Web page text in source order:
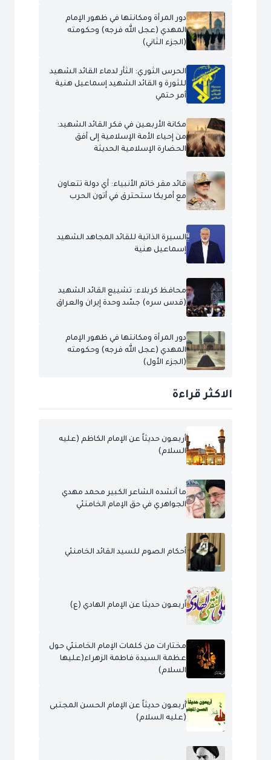
دور المرأة ومكانتها في ظهور الإمام
المهدي (عجل الله فرجه) وحكومته
(الجزء الثاني)
الحرس الثوري: الثأر لدماء القائد الشهيد
للثورة و القائد الشهيد إسماعيل هنية
أمر حتمي
مكانة الأربعين في فكر القائد الشهيد:
من إحياء الأمة الإسلامية إلى أفق
الحضارة الإسلامية الحديثة
قائد مقر خاتم الأنبياء: أي دولة تتعاون
مع أمريكا ستحترق في أتون الحرب
السيرة الذاتية للقائد المجاهد الشهيد
إسماعيل هنية
محافظ كربلاء: تشييع القائد الشهيد
(قدس سره) جسّد وحدة إيران والعراق
دور المرأة ومكانتها في ظهور الإمام
المهدي (عجل الله فرجه) وحكومته
(الجزء الأول)
الاكثر قراءة
أربعون حديثاً عن الإمام الكاظم (عليه
السلام)
ما أنشده الشاعر الكبير محمد مهدي
الجواهري في حق الإمام الخامنئي
أحكام الصوم للسيد القائد الخامنئي
أربعون حديثا عن الإمام الهادي (ع)
مختارات من كلمات الإمام الخامنئي حول
عظمة السيدة فاطمة الزهراء(عليها
السلام)
أربعون حديثاً عن الإمام الحسن المجتبى
(عليه السلام)